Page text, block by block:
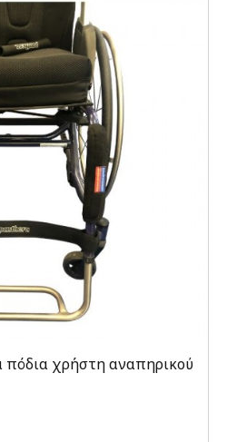
πόδια χρήστη αναπηρικού